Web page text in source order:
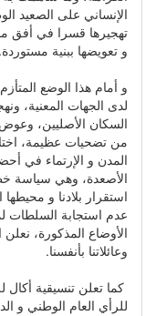
الإنساني على الصعيد
تهجيرها قسرا في أفق محو
و تعويضها ببنية مستوردة.
و أمام هذا الوضع المتأزم
لدى الجهات المعنية،
السكان الأصليين، وعوض
من تضحيات عظيمة،
المدن و الإرتماء في
الأصعدة، وهي سياسة
استقرار بلادنا و محيطها
عدم استجابة السلطات
الأوضاع المذكورة، نعلن
وعائلاتنا بأنفسنا.
كما تعلن تنسيقية أكال
للرأي العام الوطني و